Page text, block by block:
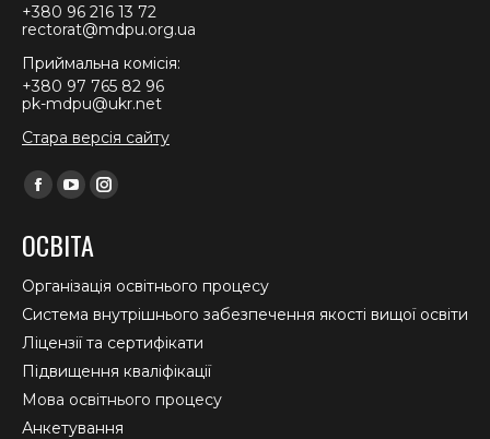
+380 96 216 13 72
rectorat@mdpu.org.ua
Приймальна комісія:
+380 97 765 82 96
pk-mdpu@ukr.net
Стара версія сайту
Find us on:
Facebook
opens
in
new
window
YouTube
opens
in
new
window
Instagram
in
new
window
ОСВІТА
Організація освітнього процесу
Система внутрішнього забезпечення якості вищої освіти
Ліцензії та сертифікати
Підвищення кваліфікації
Мова освітнього процесу
Анкетування